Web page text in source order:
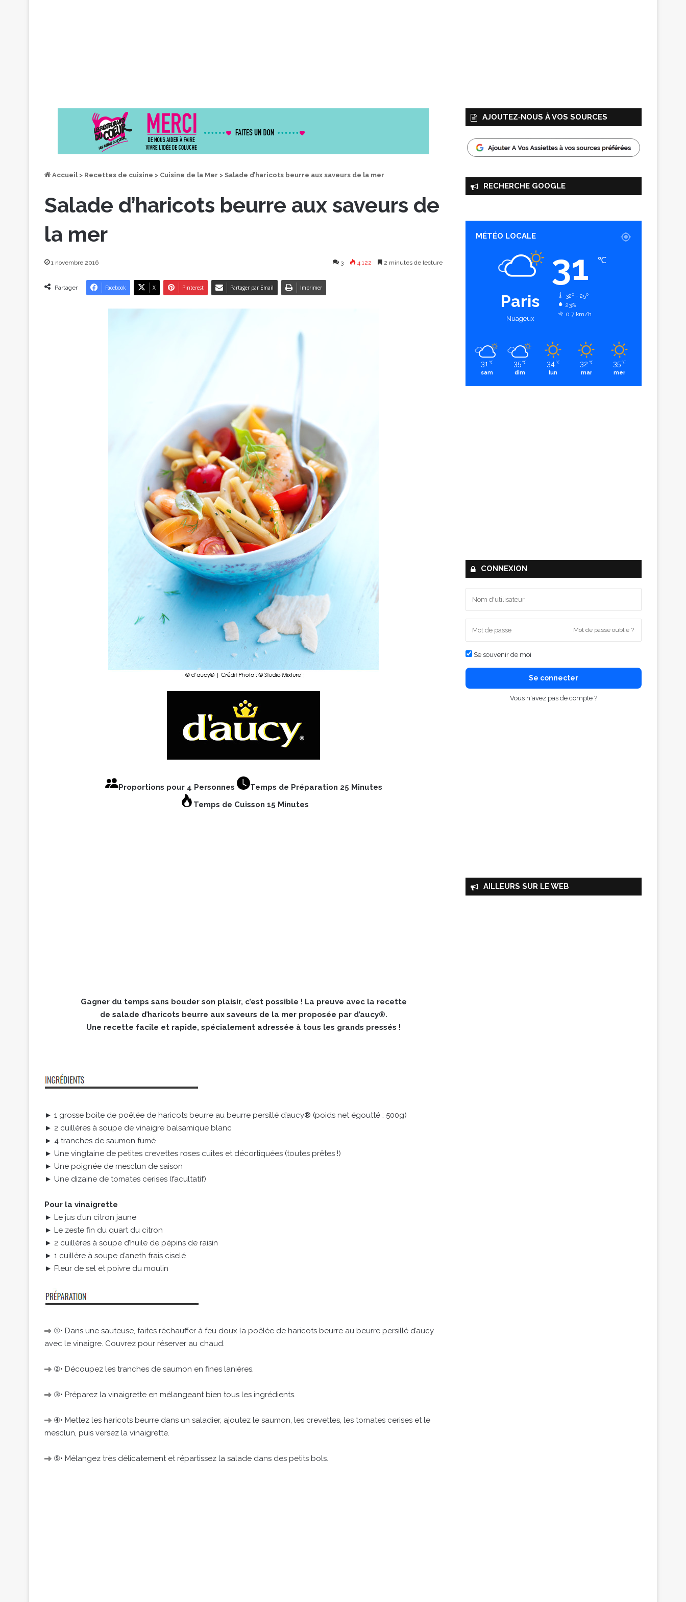
Accueil > Recettes de cuisine > Cuisine de la Mer > Salade d’haricots beurre aux saveurs de la mer
Salade d’haricots beurre aux saveurs de
la mer
1 novembre 2016 3 4 122 2 minutes de lecture
Partager Facebook X Pinterest Partager par Email Imprimer
Proportions pour 4 Personnes
Temps de Préparation 25 Minutes
Temps de Cuisson 15 Minutes
Gagner du temps sans bouder son plaisir, c’est possible ! La preuve avec la recette
de salade d’haricots beurre aux saveurs de la mer proposée par d’aucy®.
Une recette facile et rapide, spécialement adressée à tous les grands pressés !
► 1 grosse boite de poêlée de haricots beurre au beurre persillé d’aucy® (poids net égoutté : 500g)
► 2 cuillères à soupe de vinaigre balsamique blanc
► 4 tranches de saumon fumé
► Une vingtaine de petites crevettes roses cuites et décortiquées (toutes prêtes !)
► Une poignée de mesclun de saison
► Une dizaine de tomates cerises (facultatif)
Pour la vinaigrette
► Le jus d’un citron jaune
► Le zeste fin du quart du citron
► 2 cuillères à soupe d’huile de pépins de raisin
► 1 cuillère à soupe d’aneth frais ciselé
► Fleur de sel et poivre du moulin
①• Dans une sauteuse, faites réchauffer à feu doux la poêlée de haricots beurre au beurre persillé d’aucy
avec le vinaigre. Couvrez pour réserver au chaud.
②• Découpez les tranches de saumon en fines lanières.
③• Préparez la vinaigrette en mélangeant bien tous les ingrédients.
④• Mettez les haricots beurre dans un saladier, ajoutez le saumon, les crevettes, les tomates cerises et le
mesclun, puis versez la vinaigrette.
⑤• Mélangez très délicatement et répartissez la salade dans des petits bols.
AJOUTEZ‑NOUS À VOS SOURCES
RECHERCHE GOOGLE
MÉTÉO LOCALE
Paris
Nuageux
31 ℃
32º - 25º
23%
0.7 km/h
31 ℃
sam
35 ℃
dim
34 ℃
lun
32 ℃
mar
35 ℃
mer
CONNEXION
Mot de passe oublié ?
Se souvenir de moi
Se connecter
Vous n'avez pas de compte ?
AILLEURS SUR LE WEB